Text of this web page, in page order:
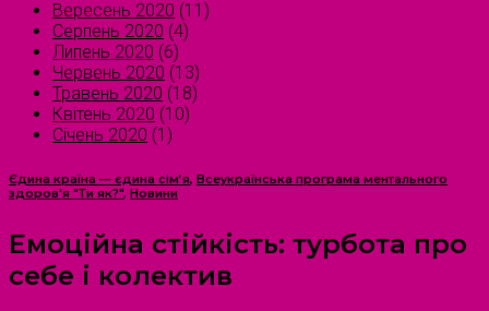
Вересень 2020 (11)
Серпень 2020 (4)
Липень 2020 (6)
Червень 2020 (13)
Травень 2020 (18)
Квітень 2020 (10)
Січень 2020 (1)
Єдина країна — єдина сім’я, Всеукраїнська програма ментального
здоров'я "Ти як?", Новини
Емоційна стійкість: турбота про
себе і колектив